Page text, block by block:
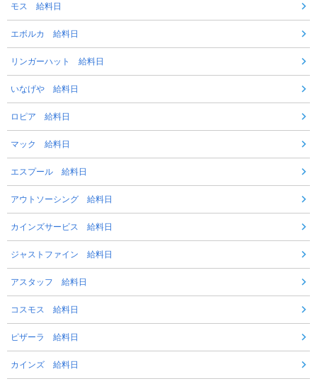
モス 給料日
エボルカ 給料日
リンガーハット 給料日
いなげや 給料日
ロピア 給料日
マック 給料日
エスプール 給料日
アウトソーシング 給料日
カインズサービス 給料日
ジャストファイン 給料日
アスタッフ 給料日
コスモス 給料日
ピザーラ 給料日
カインズ 給料日